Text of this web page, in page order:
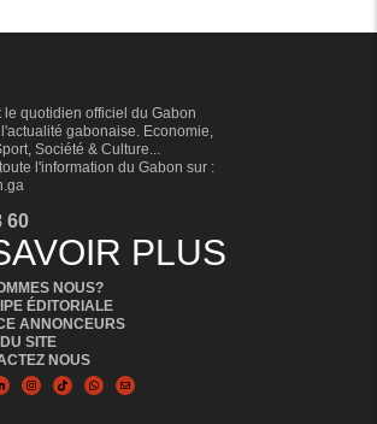
le quotidien officiel du Gabon
gabonaise. Economie,
Société & Culture...
l'information du Gabon sur :
60
PLUS
NOUS?
ÉDITORIALE
ANNONCEURS
SITE
NOUS